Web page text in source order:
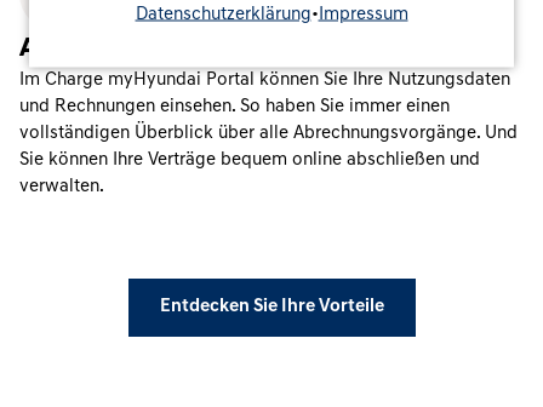
Auf einen Blick
Im Charge myHyundai Portal können Sie Ihre Nutzungsdaten
und Rechnungen einsehen. So haben Sie immer einen
vollständigen Überblick über alle Abrechnungsvorgänge. Und
Sie können Ihre Verträge bequem online abschließen und
verwalten.
Entdecken Sie Ihre Vorteile
Datenschutzerklärung• Impressum